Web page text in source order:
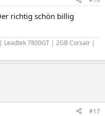
richtig schön billig
Leadtek 7800GT | 2GB Corsair |
#17